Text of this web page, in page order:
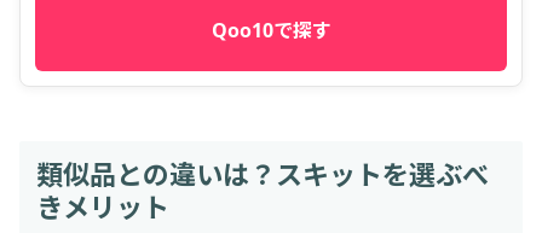
Qoo10で探す
類似品との違いは？スキットを選ぶべ
きメリット